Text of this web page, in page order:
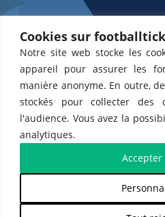
Cookies sur
Notre site web stocke les
appareil pour assurer les
manière anonyme. En outre,
stockés pour collecter des
l'audience. Vous avez la
analytiques.
ETTS 365 SL, Rambla de Catalunya
Partenaires de l'US Changé 53 💙
𝕏